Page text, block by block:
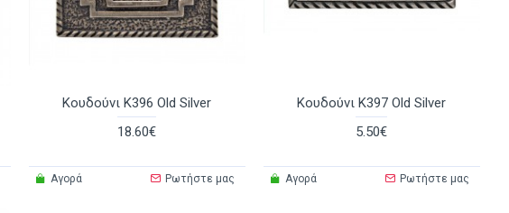
Κουδούνι K396 Old Silver
18.60€
Αγορά Ρωτήστε μας
Κουδούνι K397 Old Silver
5.50€
Αγορά Ρωτήστε μας